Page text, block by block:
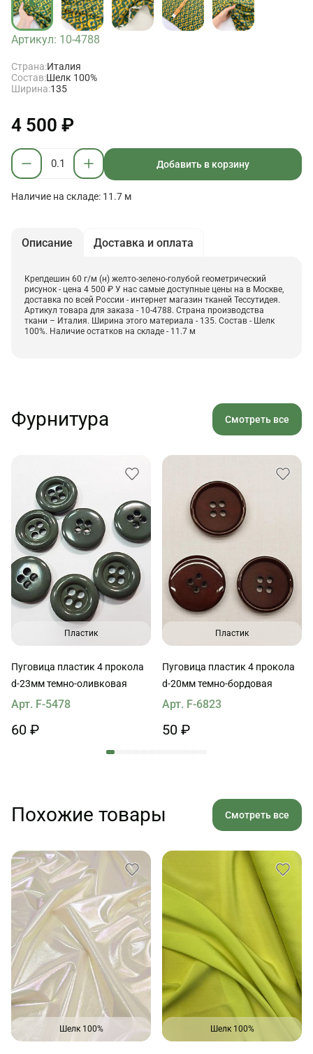
Артикул: 10-4788
Страна:Италия
Состав:Шелк 100%
Ширина:135
4 500 ₽
Добавить в корзину
Наличие на складе: 11.7 м
Описание Доставка и оплата
Крепдешин 60 г/м (н) желто-зелено-голубой геометрический
рисунок - цена 4 500 ₽ У нас самые доступные цены на в Москве,
доставка по всей России - интернет магазин тканей Тессутидея.
Артикул товара для заказа - 10-4788. Страна производства
ткани – Италия. Ширина этого материала - 135. Состав - Шелк
100%. Наличие остатков на складе - 11.7 м
Фурнитура Смотреть все
Пластик
Пуговица пластик 4 прокола
d-23мм темно-оливковая
Арт. F-5478
60 ₽
Пластик
Пуговица пластик 4 прокола
d-20мм темно-бордовая
Арт. F-6823
50 ₽
Похожие товары Смотреть все
Шелк 100% Шелк 100%